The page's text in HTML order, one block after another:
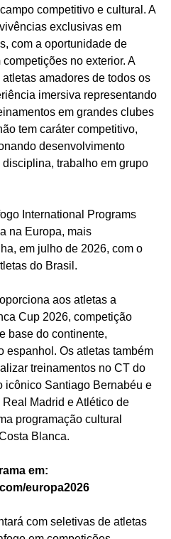
competitivo e cultural. A
exclusivas em
com a oportunidade de
no exterior. A
amadores de todos os
imersiva representando
em grandes clubes
tem caráter competitivo,
desenvolvimento
trabalho em grupo
International Programs
na Europa, mais
em julho de 2026, com o
do Brasil.
aos atletas a
Cup 2026, competição
base do continente,
espanhol. Os atletas também
treinamentos no CT do
icônico Santiago Bernabéu e
Madrid e Atlético de
programação cultural
Blanca.
em:
europa2026
com seletivas de atletas